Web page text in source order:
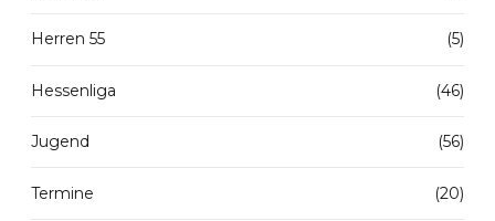
Herren 55 (5)
Hessenliga (46)
Jugend (56)
Termine (20)